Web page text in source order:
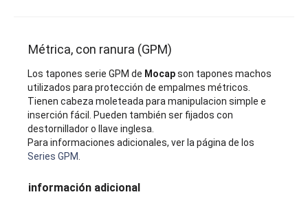
Métrica, con ranura (GPM)
Los tapones serie GPM de Mocapson tapones machos
utilizados para protección de empalmes métricos.
Tienen cabeza moleteada para manipulacion simple e
inserción fácil. Pueden también ser fijados con
destornillador o llave inglesa.
Para informaciones adicionales, ver la página de los
Series GPM
información adicional